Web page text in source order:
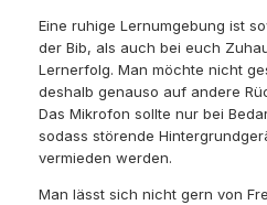
Eine ruhige Lernumgebung ist
der Bib, als auch bei euch
Lernerfolg. Man möchte nicht
deshalb genauso auf andere
Das Mikrofon sollte nur bei
sodass störende
vermieden werden.
Man lässt sich nicht gern von